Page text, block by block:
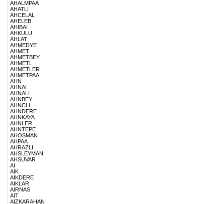
AHALMPAA
AHATLI
AHCELAL
AHELEB
AHIBAI
AHKULU
AHLAT
AHMEDYE
AHMET
AHMETBEY
AHMETL
AHMETLER
AHMETPAA
AHN
AHNAL
AHNALI
AHNBEY
AHNCLL
AHNDERE
AHNKAYA
AHNLER
AHNTEPE
AHOSMAN
AHPAA
AHRAZLI
AHSLEYMAN
AHSUVAR
AI
AIK
AIKDERE
AIKLAR
AIRNAS
AIT
AIZKARAHAN